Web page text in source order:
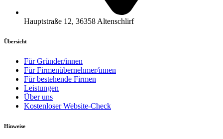
Hauptstraße 12, 36358 Altenschlirf
Übersicht
Für Gründer/innen
Für Firmenübernehmer/innen
Für bestehende Firmen
Leistungen
Über uns
Kostenloser Website-Check
Hinweise